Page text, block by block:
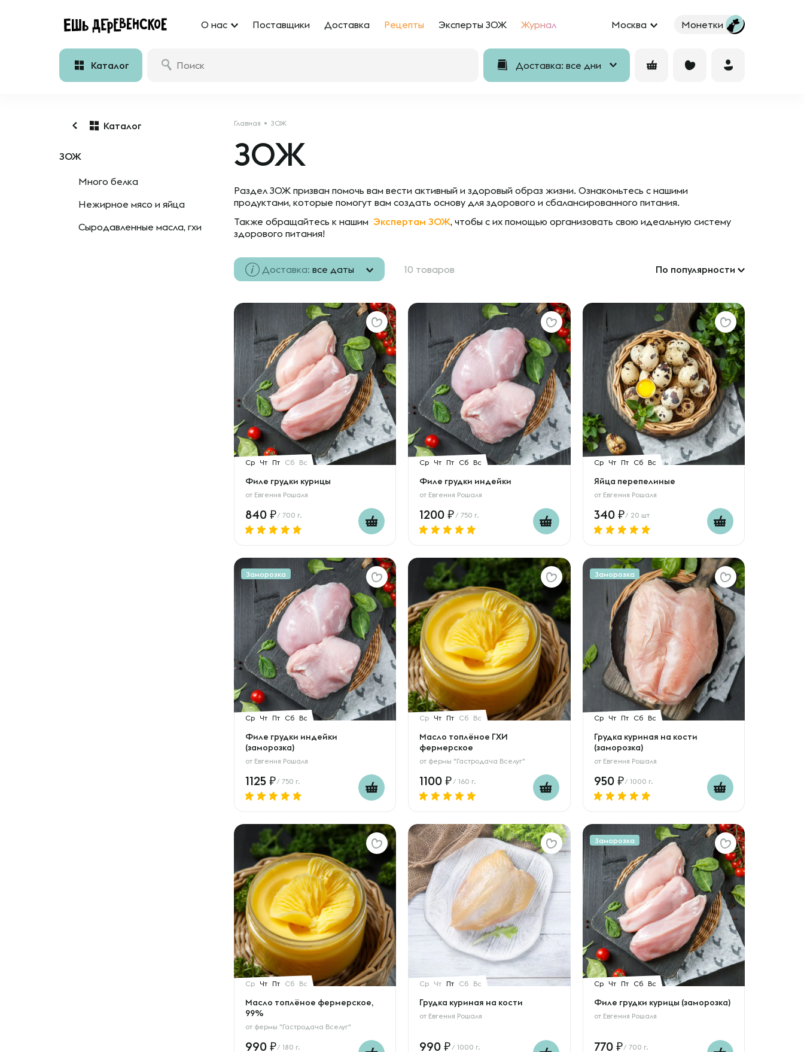
О нас Поставщики Доставка Рецепты Эксперты ЗОЖ Журнал Москва Монетки
Каталог Доставка: все дни
Каталог
ЗОЖ
Много белка
Нежирное мясо и яйца
Сыродавленные масла, гхи
Главная ЗОЖ
ЗОЖ
Раздел ЗОЖ призван помочь вам вести активный и здоровый образ жизни. Ознакомьтесь с нашими
продуктами, которые помогут вам создать основу для здорового и сбалансированного питания.
Также обращайтесь к нашим Экспертам ЗОЖ, чтобы с их помощью организовать свою идеальную систему
здорового питания!
Доставка: все даты 10 товаров По популярности
Ср Чт Пт Сб Вс
Филе грудки курицы
от Евгения Рошаля
840 / 700 г.
Ср Чт Пт Сб Вс
Филе грудки индейки
от Евгения Рошаля
1200 / 750 г.
Ср Чт Пт Сб Вс
Яйца перепелиные
от Евгения Рошаля
340 / 20 шт
Заморозка
Ср Чт Пт Сб Вс
Филе грудки индейки
(заморозка)
от Евгения Рошаля
1125 / 750 г.
Ср Чт Пт Сб Вс
Масло топлёное ГХИ
фермерское
от фермы "Гастродача Вселуг"
1100 / 160 г.
Заморозка
Ср Чт Пт Сб Вс
Грудка куриная на кости
(заморозка)
от Евгения Рошаля
950 / 1000 г.
Ср Чт Пт Сб Вс
Масло топлёное фермерское,
99%
от фермы "Гастродача Вселуг"
990 / 180 г.
Ср Чт Пт Сб Вс
Грудка куриная на кости
от Евгения Рошаля
990 / 1000 г.
Заморозка
Ср Чт Пт Сб Вс
Филе грудки курицы (заморозка)
от Евгения Рошаля
770 / 700 г.